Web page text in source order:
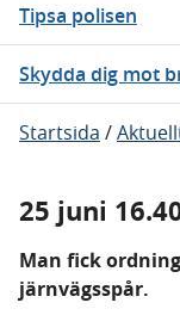
Tipsa polisen
Skydda dig mot
Startsida /
25 juni
Man fick
järnvägsspår.